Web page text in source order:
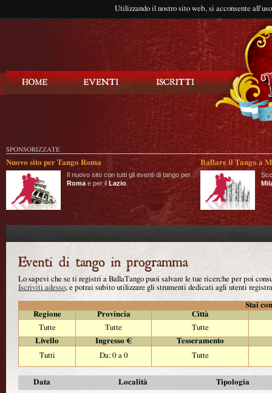
Utilizzando il nostro sito web, si acconsente
SPONSORIZZATE
Nuovo sito per Tango Roma
Il nuovo sito con tutti gli eventi di tango per
Roma e per il Lazio
Ballare il Tango a
Lo sapevi che se ti registri a BallaTango puoi salvare le tue ricerche per poi
Iscriviti adesso, e potrai subito utilizzare gli strumenti dedicati agli utenti
Stai
Regione
Provincia
Città
Tutte
Tutte
Tutte
Livello
Ingresso €
Tesseramento
Tutti
Da: 0 a 0 Tutte
Data Località Tipologia